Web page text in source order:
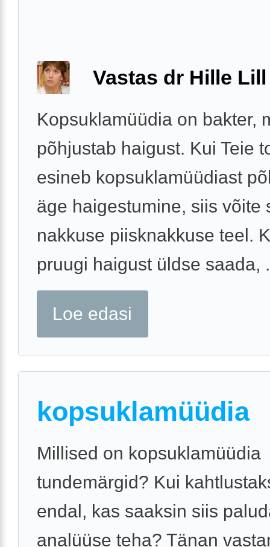
Vastas dr Hille Lill
Kopsuklamüüdia on bakter,
põhjustab haigust. Kui Teie
esineb kopsuklamüüdiast
äge haigestumine, siis võite
nakkuse piisknakkuse teel.
pruugi haigust üldse saada,
Loe edasi
kopsuklamüüdia
Millised on kopsuklamüüdia
tundemärgid? Kui
endal, kas saaksin siis
analüüse teha? Tänan